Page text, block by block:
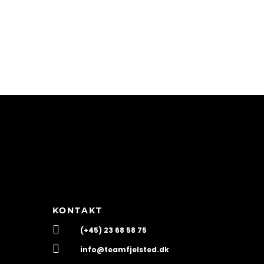
KONTAKT
 (+45) 23 68 58 75
 info@teamfjelsted.dk